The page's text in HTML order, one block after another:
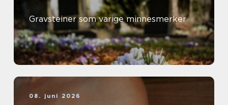
Gravsteiner som varige minnesmerker
08. juni 2026